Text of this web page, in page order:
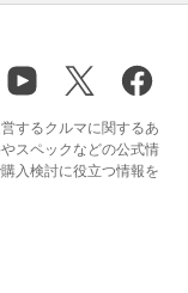
するクルマに関するあ
スペックなどの公式情
入検討に役立つ情報を